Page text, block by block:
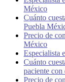
México
Cuánto
Puebla
Precio de
México
Especialista
Cuánto
paciente con
Precio de